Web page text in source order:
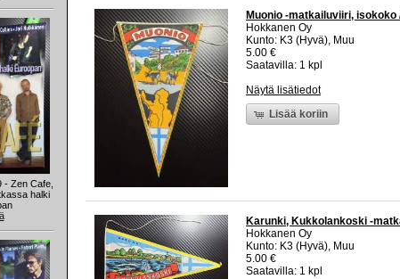
- Zen Cafe,
halki
Muonio -matkailuviiri,
Hokkanen Oy
Kunto: K3 (Hyvä), Muu
5.00 €
Saatavilla: 1 kpl
Näytä lisätiedot
Lisää koriin
Karunki, Kukkolankoski -
Hokkanen Oy
Kunto: K3 (Hyvä), Muu
5.00 €
Saatavilla: 1 kpl